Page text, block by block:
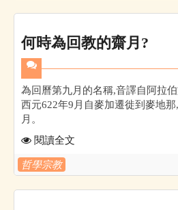
何時為回教的齋月?
為回曆第九月的名稱,音譯自阿拉
西元622年9月自麥加遷徙到麥地
月。
閱讀全文
哲學宗教